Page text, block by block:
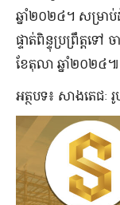
ឆ្នាំ២០២៤។ សម្រា
ផ្ទាត់ពិន្ទុប្រព្រឹត្តទ
ខែតុលា ឆ្នាំ២០២៤៕
អត្ថបទ៖ សាងតេជៈ